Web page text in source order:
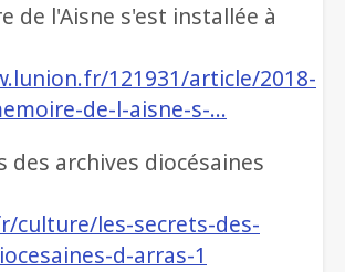
de l'Aisne s'est installée à
121931/article/2018-
de-l-aisne-s-…
des archives diocésaines
culture/les-secrets-des-
d-arras-1